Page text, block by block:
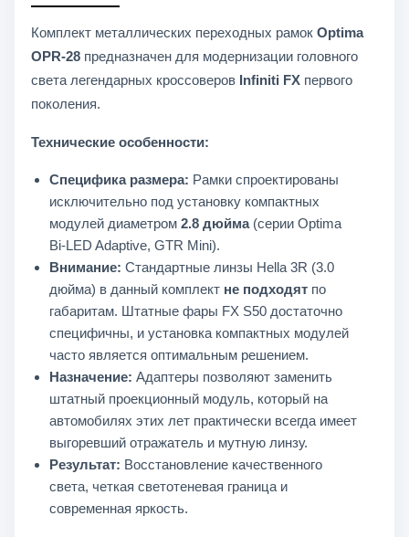
Комплект металлических переходных рамок Optima
OPR-28 предназначен для модернизации головного
света легендарных кроссоверов Infiniti FX первого
поколения.
Технические особенности:
Специфика размера: Рамки спроектированы
исключительно под установку компактных
модулей диаметром 2.8 дюйма(серии Optima
Bi-LED Adaptive, GTR Mini).
Внимание: Стандартные линзы Hella 3R (3.0
дюйма) в данный комплект не подходят по
габаритам. Штатные фары FX S50 достаточно
специфичны, и установка компактных модулей
часто является оптимальным решением.
Назначение: Адаптеры позволяют заменить
штатный проекционный модуль, который на
автомобилях этих лет практически всегда имеет
выгоревший отражатель и мутную линзу.
Результат: Восстановление качественного
света, четкая светотеневая граница и
современная яркость.